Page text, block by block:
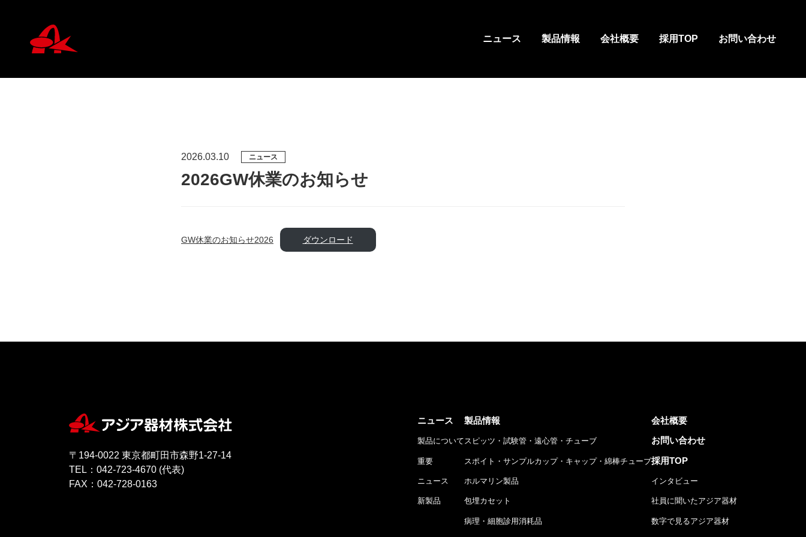
ニュース 製品情報 会社概要 採用TOP お問い合わせ
2026.03.10 ニュース
2026GW休業のお知らせ
GW休業のお知らせ2026 ダウンロード
〒194-0022 東京都町田市森野1-27-14
TEL：042-723-4670 (代表)
FAX：042-728-0163
ニュース
製品について
重要
ニュース
新製品
製品情報
スピッツ・試験管・遠心管・チューブ
スポイト・サンプルカップ・キャップ・綿棒チューブ
ホルマリン製品
包埋カセット
病理・細胞診用消耗品
会社概要
お問い合わせ
採用TOP
インタビュー
社員に聞いたアジア器材
数字で見るアジア器材